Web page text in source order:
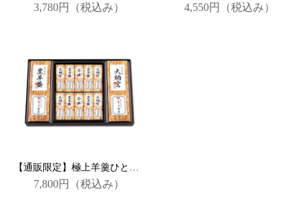
3,780円 （税込み） 4,550円 （税込み）
【通販限定】極上羊羹ひとくち羊羹詰合 【送料無料】
7,800円 （税込み）